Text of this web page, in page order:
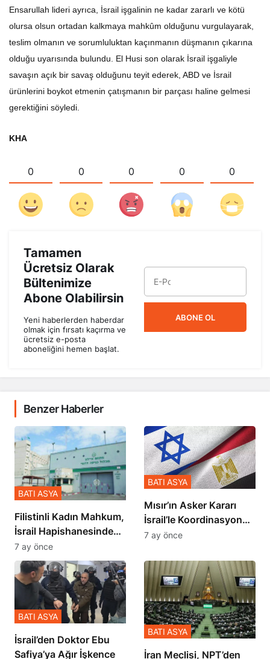
Ensarullah lideri ayrıca, İsrail işgalinin ne kadar zararlı ve kötü
olursa olsun ortadan kalkmaya mahkûm olduğunu vurgulayarak,
teslim olmanın ve sorumluluktan kaçınmanın düşmanın çıkarına
olduğu uyarısında bulundu. El Husi son olarak İsrail işgaliyle
savaşın açık bir savaş olduğunu teyit ederek, ABD ve İsrail
ürünlerini boykot etmenin çatışmanın bir parçası haline gelmesi
gerektiğini söyledi.
KHA
0 0 0 0 0
Tamamen
Ücretsiz Olarak
Bültenimize
Abone Olabilirsin
Yeni haberlerden haberdar
olmak için fırsatı kaçırma ve
ücretsiz e-posta
aboneliğini hemen başlat.
ABONE OL
Benzer Haberler
Filistinli Kadın Mahkum,
İsrail Hapishanesindeki
Zulmü Anlattı
BATI ASYA
7 ay önce
Mısır’ın Asker Kararı
İsrail’le Koordinasyon
İçinde Gerçekleşmiş
BATI ASYA
7 ay önce
İsrail’den Doktor Ebu
Safiya’ya Ağır İşkence
BATI ASYA
İran Meclisi, NPT’den
BATI ASYA